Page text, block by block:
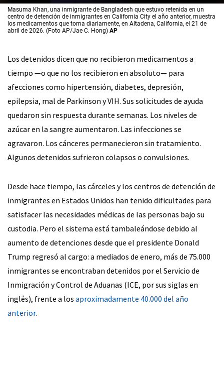
Masuma Khan, una inmigrante de Bangladesh que estuvo retenida en un
centro de detención de inmigrantes en California City el año anterior, muestra
los medicamentos que toma diariamente, en Altadena, California, el 21 de
abril de 2026. (Foto AP/Jae C. Hong) AP
Los detenidos dicen que no recibieron medicamentos a
tiempo —o que no los recibieron en absoluto— para
afecciones como hipertensión, diabetes, depresión,
epilepsia, mal de Parkinson y VIH. Sus solicitudes de ayuda
quedaron sin respuesta durante semanas. Los niveles de
azúcar en la sangre aumentaron. Las infecciones se
agravaron. Los cánceres permanecieron sin tratamiento.
Algunos detenidos sufrieron colapsos o convulsiones.
Desde hace tiempo, las cárceles y los centros de detención de
inmigrantes en Estados Unidos han tenido dificultades para
satisfacer las necesidades médicas de las personas bajo su
custodia. Pero el sistema está tambaleándose debido al
aumento de detenciones desde que el presidente Donald
Trump regresó al cargo: a mediados de enero, más de 75.000
inmigrantes se encontraban detenidos por el Servicio de
Inmigración y Control de Aduanas (ICE, por sus siglas en
inglés), frente a los aproximadamente 40.000 del año
anterior.